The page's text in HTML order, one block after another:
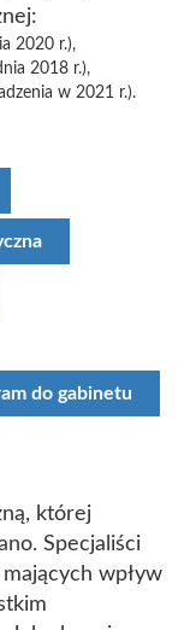
2020 r.),
2018 r.),
w 2021 r.).
do gabinetu
której
Specjaliści
wpływ